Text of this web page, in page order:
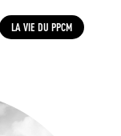
LA VIE DU PPCM